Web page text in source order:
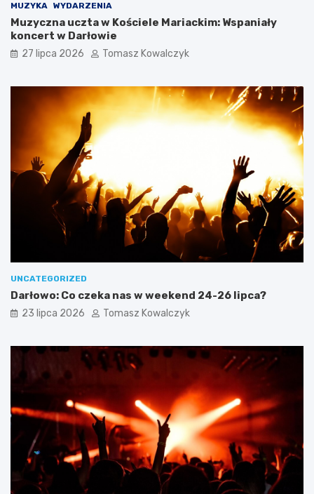
MUZYKA WYDARZENIA
Muzyczna uczta w Kościele Mariackim: Wspaniały
koncert w Darłowie
27 lipca 2026 Tomasz Kowalczyk
UNCATEGORIZED
Darłowo: Co czeka nas w weekend 24-26 lipca?
23 lipca 2026 Tomasz Kowalczyk